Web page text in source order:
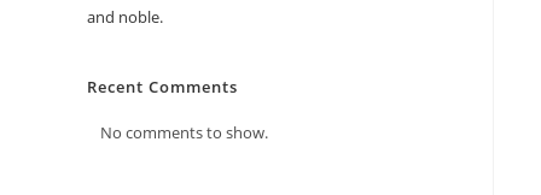
and noble.
Recent Comments
No comments to show.